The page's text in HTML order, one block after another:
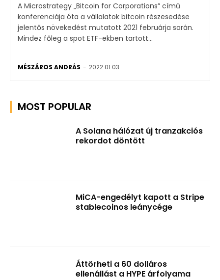
A Microstrategy „Bitcoin for Corporations” című
konferenciája óta a vállalatok bitcoin részesedése
jelentős növekedést mutatott 2021 februárja során.
Mindez főleg a spot ETF-ekben tartott...
MÉSZÁROS ANDRÁS - 2022.01.03.
MOST POPULAR
A Solana hálózat új tranzakciós
rekordot döntött
MiCA-engedélyt kapott a Stripe
stablecoinos leánycége
Áttörheti a 60 dolláros
ellenállást a HYPE árfolyama